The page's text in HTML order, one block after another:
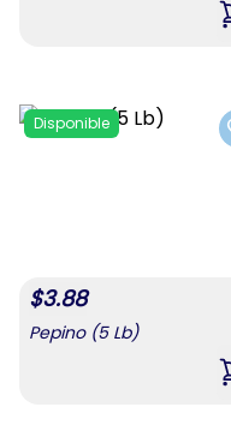
Disponible
$3.88
Pepino (5 Lb)